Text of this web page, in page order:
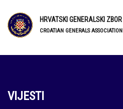
HRVATSKI GENERALSKI ZBOR
CROATIAN GENERALS ASSOCIATION
VIJESTI